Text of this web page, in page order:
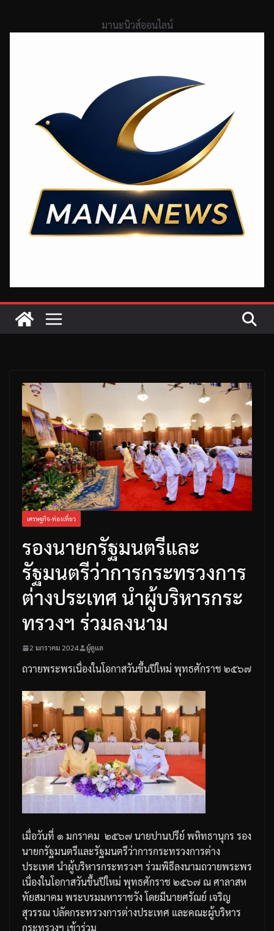
มานะนิวส์ออนไลน์
เศรษฐกิจ-ท่องเที่ยว
รองนายกรัฐมนตรีและ
รัฐมนตรีว่าการกระทรวงการ
ต่างประเทศ นำผู้บริหารกระ
ทรวงฯ ร่วมลงนาม
2 มกราคม 2024 ผู้ดูแล
ถวายพระพรเนื่องในโอกาสวันขึ้นปีใหม่ พุทธศักราช ๒๕๖๗
เมื่อวันที่ ๑ มกราคม ๒๕๖๗นายปานปรีย์ พหิทธานุกร รอง
นายกรัฐมนตรีและรัฐมนตรีว่าการกระทรวงการต่าง
ประเทศ นำผู้บริหารกระทรวงฯ ร่วมพิธีลงนามถวายพระพร
เนื่องในโอกาสวันขึ้นปีใหม่ พุทธศักราช ๒๕๖๗ณศาลาสห
ทัยสมาคม พระบรมมหาราชวัง โดยมีนายศรัณย์ เจริญ
สุวรรณปลัดกระทรวงการต่างประเทศ และคณะผู้บริหาร
กระทรวงฯ เข้าร่วม